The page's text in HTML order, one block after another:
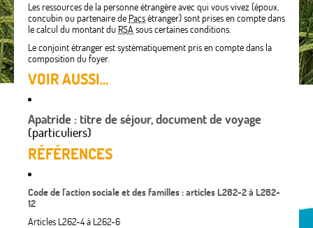
Les ressources de la personne étrangère avec qui vous vivez (époux,
concubin ou partenaire de Pacsétranger) sont prises en compte dans
le calcul du montant du RSAsous certaines conditions.
Le conjoint étranger est systématiquement pris en compte dans la
composition du foyer.
VOIR AUSSI...
Apatride : titre de séjour, document de voyage
(particuliers)
RÉFÉRENCES
Code de l'action sociale et des familles : articles L262-2 à L262-
12
Articles L262-4 à L262-6